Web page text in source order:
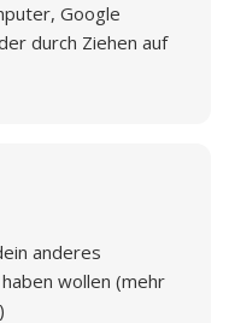
Google
durch Ziehen auf
anderes
wollen (mehr